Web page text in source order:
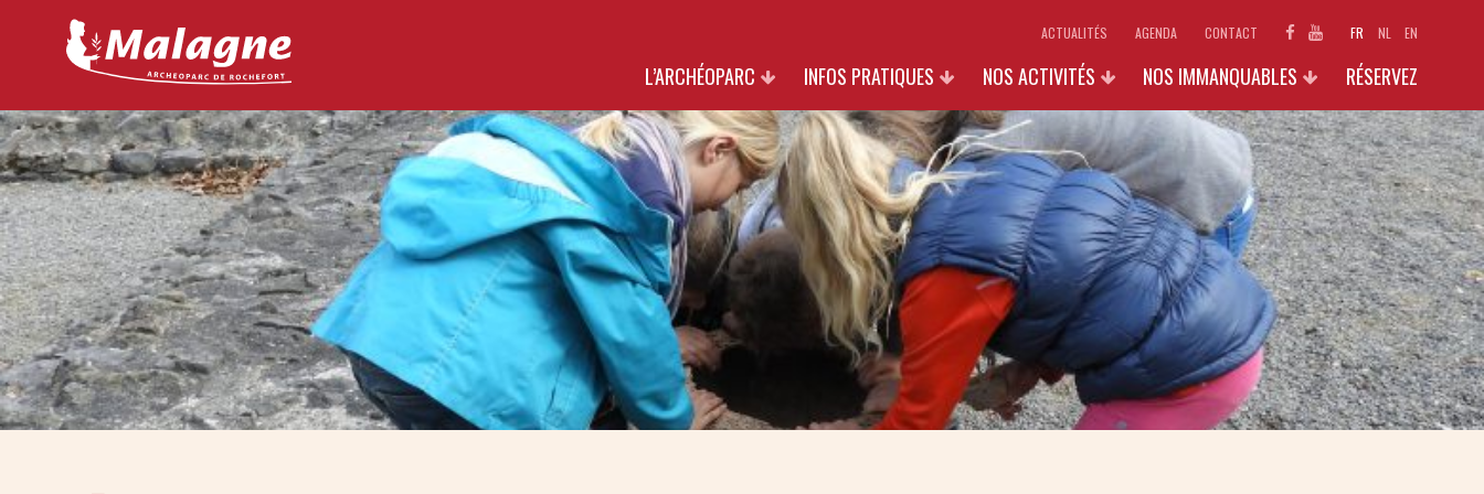
L’ARCHÉOPARC
PATRIMOINE
NATURE
CULTURE
PARTENAIRES
SOUTIENS
INFOS PRATIQUES
TARIFS
HORAIRES & ACCÈS
INFOS GROUPES
BOUTIQUE
NOUS REJOINDRE
NOS ACTIVITÉS
ECOLES
INDIVIDUELS ET FAMILLES
GROUPES (+15 PERS.)
GALLO-STAGES
AUTRES ACTIVITÉS
NOS IMMANQUABLES
1890 : LE CARNET SECRET DE
GODELAINE
EXPOSITIONS 2026
GALERIES PHOTOS
RÉSERVEZ
ACTUALITÉS AGENDA CONTACT FR NL EN